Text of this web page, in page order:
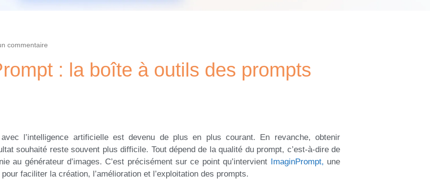
commentaire
: la boîte à outils des prompts
l’intelligence artificielle est devenu de plus en plus courant. En revanche, obtenir
souhaité reste souvent plus difficile. Tout dépend de la qualité du prompt, c’est-à-dire de
au générateur d’images. C’est précisément sur ce point qu’intervient ImaginPrompt, une
faciliter la création, l’amélioration et l’exploitation des prompts.